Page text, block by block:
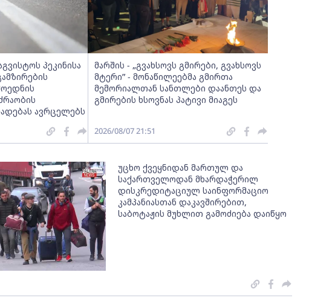
პეკინისა
ავრცელებს
მარშის - „გვახსოვს გმირები, გვახსოვს
მტერი” - მონაწილეებმა გმირთა
მემორიალთან სანთლები დაანთეს და
გმირების ხსოვნას პატივი მიაგეს
2026/08/07 21:51
უცხო ქვეყნიდან მართულ და
საქართველოდან მხარდაჭერილ
დისკრედიტაციულ საინფორმაციო
კამპანიასთან დაკავშირებით,
საბოტაჟის მუხლით გამოძიება დაიწყო